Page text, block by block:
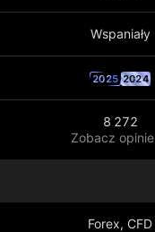
Wspaniały
2025 2024
8 272
Zobacz opinie
Forex, CFD